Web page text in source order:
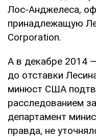
Лос-Анджелеса,
принадлежащую
Corporation.
А в декабре 2014
до отставки
минюст США
расследованием
департамент
правда, не